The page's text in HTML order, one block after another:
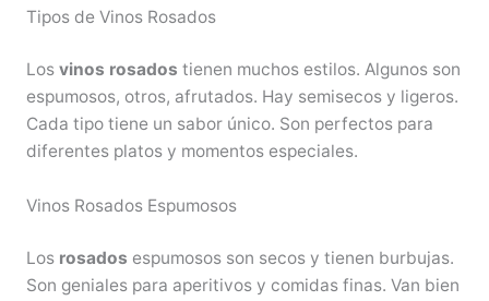
Tipos de Vinos Rosados
Los vinos rosados tienen muchos estilos. Algunos son
espumosos, otros, afrutados. Hay semisecos y ligeros.
Cada tipo tiene un sabor único. Son perfectos para
diferentes platos y momentos especiales.
Vinos Rosados Espumosos
Los rosados espumosos son secos y tienen burbujas.
Son geniales para aperitivos y comidas finas. Van bien